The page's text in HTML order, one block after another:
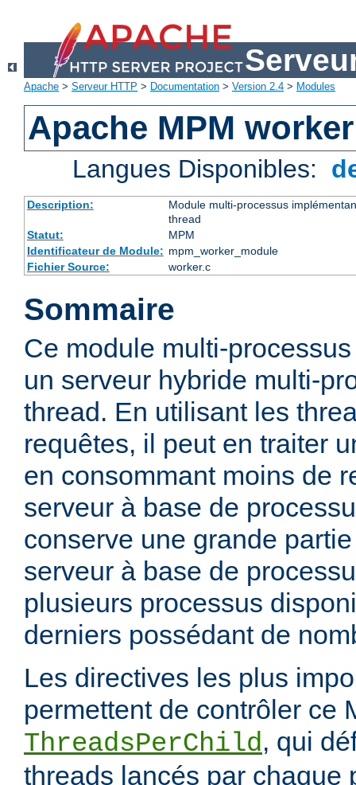
Apache > Serveur HTTP > Documentation > Version 2.4 > Modules
Apache MPM worker
Langues Disponibles:
Description:
Module multi-processus
thread
Statut:
MPM
Identificateur de Module: mpm_worker_module
Fichier Source:
worker.c
Sommaire
Ce module multi-
un serveur hybride multi-
thread. En utilisant les
requêtes, il peut en traiter
en consommant moins de
serveur à base de
conserve une grande
serveur à base de
plusieurs processus
derniers possédant de
Les directives les plus
permettent de contrôler ce
ThreadsPerChild, qui
threads lancés par chaque